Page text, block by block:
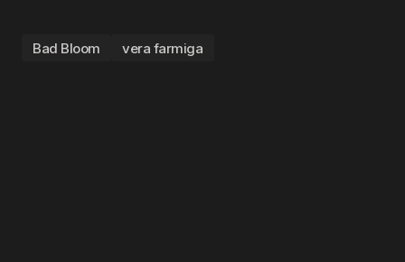
Bad Bloom vera farmiga